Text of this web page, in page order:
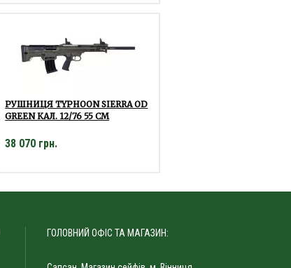
РУШНИЦЯ TYPHOON SIERRA OD
GREEN КАЛ. 12/76 55 СМ
38 070 грн.
ГОЛОВНИЙ ОФІС ТА МАГАЗИН: